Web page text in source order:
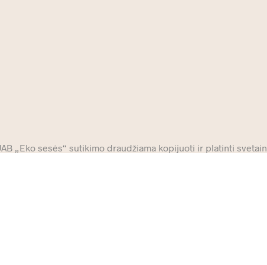
„Eko sesės“ sutikimo draudžiama kopijuoti ir platinti